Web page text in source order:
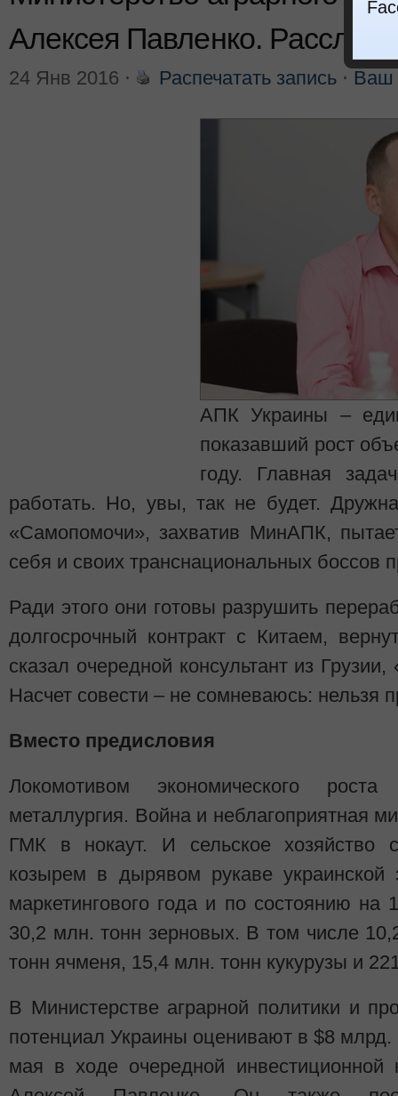
Алексея Павленко.
24 Янв 2016 ⋅ Распечатать запись ⋅ Ваш
АПК Украины –
показавший рост
году. Главная
работать. Но, увы, так не будет.
«Самопомочи», захватив МинАПК,
себя и своих транснациональных боссов
Ради этого они готовы разрушить
долгосрочный контракт с Китаем,
сказал очередной консультант из
Насчет совести – не сомневаюсь: нельзя
Вместо предисловия
Локомотивом экономического
металлургия. Война и неблагоприятная
ГМК в нокаут. И сельское хозяйство
козырем в дырявом рукаве
маркетингового года и по состоянию на
30,2 млн. тонн зерновых. В том числе
тонн ячменя, 15,4 млн. тонн кукурузы и
В Министерстве аграрной политики и
потенциал Украины оценивают в $8 млрд.
мая в ходе очередной инвестиционной